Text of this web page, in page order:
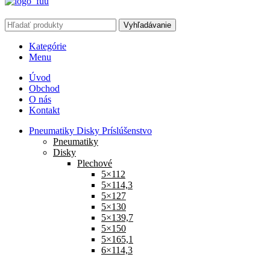
Vyhľadávanie
Kategórie
Menu
Úvod
Obchod
O nás
Kontakt
Pneumatiky Disky Príslúšenstvo
Pneumatiky
Disky
Plechové
5×112
5×114,3
5×127
5×130
5×139,7
5×150
5×165,1
6×114,3